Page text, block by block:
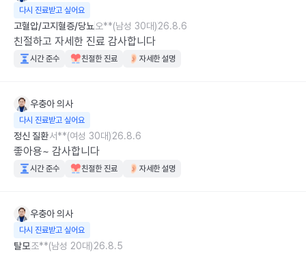
다시 진료받고 싶어요
고혈압/고지혈증/당뇨 오**(남성 30대)26.8.6
친절하고 자세한 진료 감사합니다
시간 준수 친절한 진료 자세한 설명
우충아의사
다시 진료받고 싶어요
정신 질환서**(여성 30대)26.8.6
좋아용~ 감사합니다
시간 준수 친절한 진료 자세한 설명
우충아의사
다시 진료받고 싶어요
탈모조**(남성 20대)26.8.5